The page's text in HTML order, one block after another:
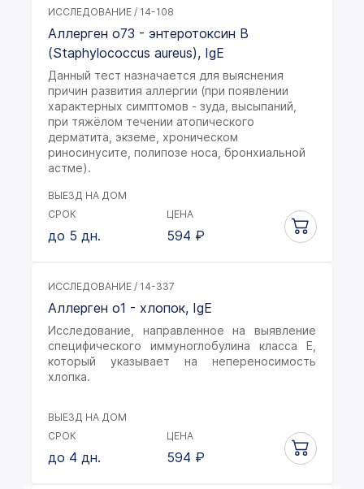
ИССЛЕДОВАНИЕ / 14-108
Аллерген o73 - энтеротоксин B
(Staphylococcus aureus), IgE
Данный тест назначается для выяснения
причин развития аллергии (при появлении
характерных симптомов - зуда, высыпаний,
при тяжёлом течении атопического
дерматита, экземе, хроническом
риносинусите, полипозе носа, бронхиальной
астме).
ВЫЕЗД НА ДОМ
СРОК
до 5 дн.
ЦЕНА
594 ₽
ИССЛЕДОВАНИЕ / 14-337
Аллерген o1 - хлопок, IgE
Исследование, направленное на выявление
специфического иммуноглобулина класса Е,
который указывает на непереносимость
хлопка.
ВЫЕЗД НА ДОМ
СРОК
до 4 дн.
ЦЕНА
594 ₽